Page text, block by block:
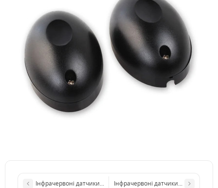
Інфрачервоні датчики (фотоелементи) ABLE ISG-890
Інфрачервоні датчики